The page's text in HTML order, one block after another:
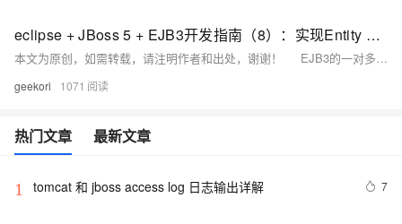
eclipse + JBoss 5 + EJB3开发指南（8）：实现Entity Bean的一对多（on
本文为原创，如需转载，请注明作者和出处，谢谢！ EJB3的一对多映射使用@OneToMany来设置，如果是双向的一对多映射，在many方需要使用@ManyToOne设置。
geekori 1071
热门文章 最新文章
1 tomcat 和 jboss access log 日志输出详解 7